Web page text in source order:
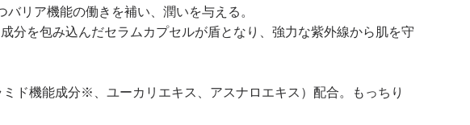
バリア機能の働きを補い、潤いを与える。
分を包み込んだセラムカプセルが盾となり、強力な紫外線から肌を守
ド機能成分※、ユーカリエキス、アスナロエキス）配合。もっちり